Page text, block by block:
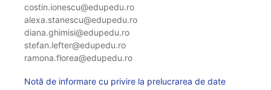
costin.ionescu@edupedu.ro
alexa.stanescu@edupedu.ro
diana.ghimisi@edupedu.ro
stefan.lefter@edupedu.ro
ramona.florea@edupedu.ro
Notă de informare cu privire la prelucrarea de date